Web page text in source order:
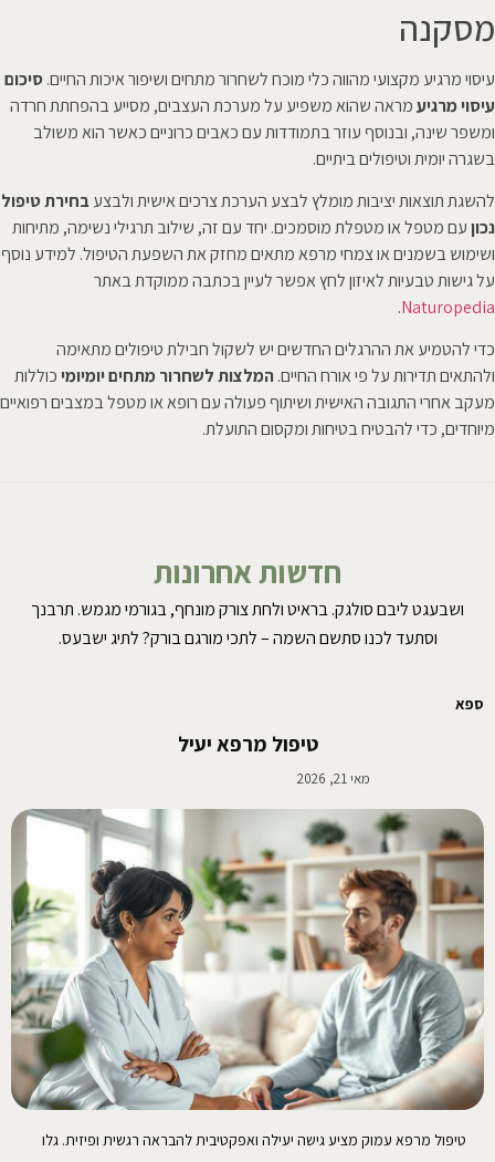
מסקנה
עיסוי מרגיע מקצועי מהווה כלי מוכח לשחרור מתחים ושיפור איכות החיים.סיכום
עיסוי מרגיעמראה שהוא משפיע על מערכת העצבים, מסייע בהפחתת חרדה
ומשפר שינה, ובנוסף עוזר בתמודדות עם כאבים כרוניים כאשר הוא משולב
בשגרה יומית וטיפולים ביתיים.
להשגת תוצאות יציבות מומלץ לבצע הערכת צרכים אישית ולבצעבחירת טיפול
נכון עם מטפל או מטפלת מוסמכים. יחד עם זה, שילוב תרגילי נשימה, מתיחות
ושימוש בשמנים או צמחי מרפא מתאים מחזק את השפעת הטיפול. למידע נוסף
על גישות טבעיות לאיזון לחץ אפשר לעיין בכתבה ממוקדת באתר
Naturopedia
.
כדי להטמיע את ההרגלים החדשים יש לשקול חבילת טיפולים מתאימה
ולהתאים תדירות על פי אורח החיים.המלצות לשחרור מתחים יומיומי כוללות
מעקב אחרי התגובה האישית ושיתוף פעולה עם רופא או מטפל במצבים רפואיים
מיוחדים, כדי להבטיח בטיחות ומקסום התועלת.
חדשות אחרונות
ושבעגט ליבם סולגק. בראיט ולחת צורק מונחף, בגורמי מגמש. תרבנך
וסתעד לכנו סתשם השמה – לתכי מורגם בורק? לתיג ישבעס.
ספא
טיפול מרפא יעיל
מאי 21, 2026
טיפול מרפא עמוק מציע גישה יעילה ואפקטיבית להבראה רגשית ופיזית. גלו